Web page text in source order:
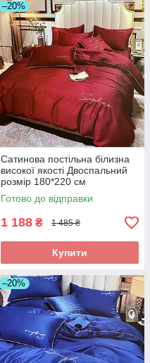
–20%
Сатинова постільна білизна
високої якості Двоспальний
розмір 180*220 см
Готово до відправки
1 188 ₴ 1 485 ₴
Купити
–20%